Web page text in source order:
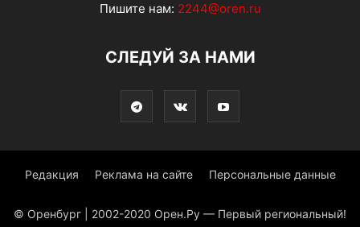
Пишите нам: 2244@oren.ru
СЛЕДУЙ ЗА НАМИ
Редакция Реклама на сайте Персональные данные
© Оренбург | 2002-2020 Орен.Ру — Первый региональный!